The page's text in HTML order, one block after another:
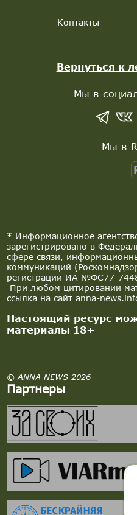
* Информационное
зарегистрировано в
сфере связи,
коммуникаций
регистрации ИА №ФС77-
При любом цитировании
ссылка на сайт anna-
Настоящий ресурс
материалы 18+
© ANNA NEWS 2026
Партнеры
Контакты
Вернуться к
Мы в
Мы в